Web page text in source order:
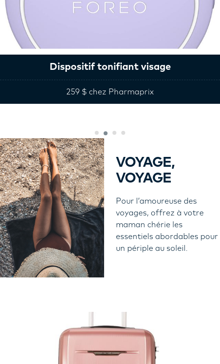
Dispositif tonifiant visage
259 $ chez Pharmaprix
VOYAGE,
VOYAGE
Pour l’amoureuse des
voyages, offrez à votre
maman chérie les
essentiels abordables pour
un périple au soleil.